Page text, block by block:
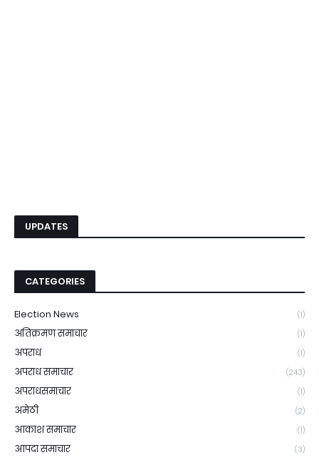
UPDATES
CATEGORIES
Election News (1)
अतिक्रमण समाचार (1)
अपराध (1)
अपराध समाचार (243)
अपराधसमाचार (1)
अमेठी (2)
आकाश समाचार (1)
आपदा समाचार (3)